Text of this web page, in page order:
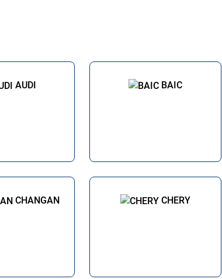
AUDI BAIC
CHANGAN
CHERY